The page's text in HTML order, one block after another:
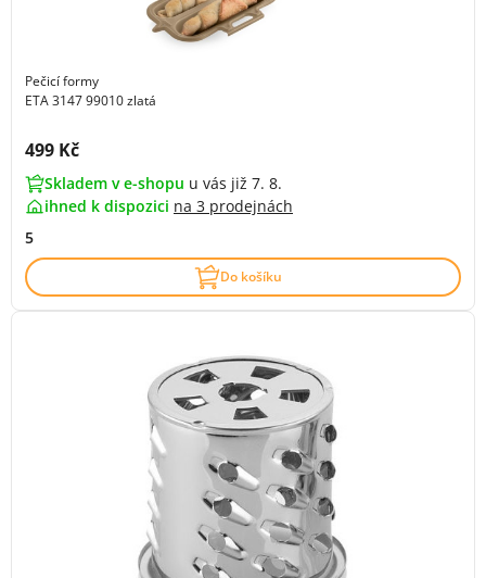
Pečicí formy
ETA 3147 99010 zlatá
Cena s DPH:
499 Kč
Skladem v e-shopu u vás již 7. 8.
ihned k dispozici na 3 prodejnách
5
Do košíku